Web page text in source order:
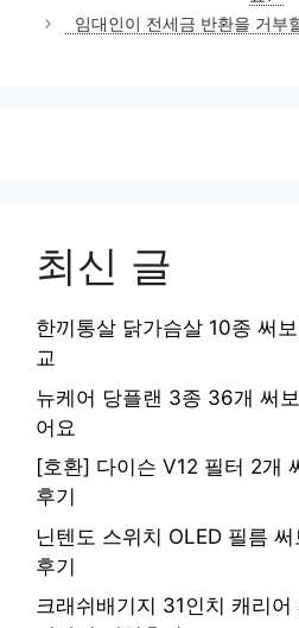
리
임대인이 전세금 반환을 거부
최신 글
한끼통살 닭가슴살 10종 써
교
뉴케어 당플랜 3종 36개 써
어요
[호환] 다이슨 V12 필터 2개
후기
닌텐도 스위치 OLED 필름
후기
크래쉬배기지 31인치 캐리